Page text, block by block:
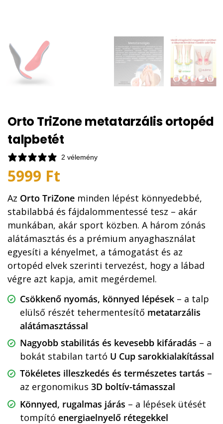
Orto TriZone metatarzális ortopéd
talpbetét
2 vélemény
5999 Ft
Az Orto TriZone minden lépést könnyedebbé,
stabilabbá és fájdalommentessé tesz – akár
munkában, akár sport közben. A három zónás
alátámasztás és a prémium anyaghasználat
egyesíti a kényelmet, a támogatást és az
ortopéd elvek szerinti tervezést, hogy a lábad
végre azt kapja, amit megérdemel.
Csökkenő nyomás, könnyed lépések – a talp
elülső részét tehermentesítő metatarzális
alátámasztással
Nagyobb stabilitás és kevesebb kifáradás – a
bokát stabilan tartó U Cup sarokkialakítással
Tökéletes illeszkedés és természetes tartás –
az ergonomikus3D boltív-támasszal
Könnyed, rugalmas járás – a lépések ütését
tompító energiaelnyelő rétegekkel